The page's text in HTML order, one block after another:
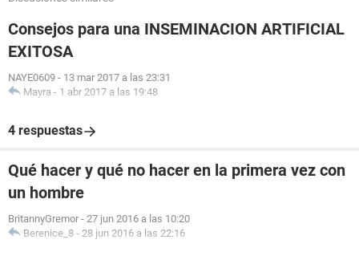
Consejos para una INSEMINACION ARTIFICIAL
EXITOSA
NAYE0609 - 13 mar 2017 a las 23:31
Mayra - 1 abr 2017 a las 19:48
4 respuestas
Qué hacer y qué no hacer en la primera vez con
un hombre
BritannyGremor - 27 jun 2016 a las 10:20
Berenice_8 - 28 jun 2016 a las 22:16